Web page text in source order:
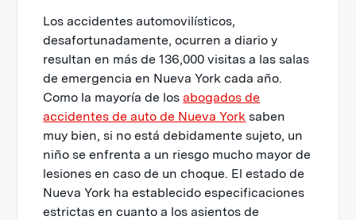
Los accidentes automovilísticos,
desafortunadamente, ocurren a diario y
resultan en más de 136,000 visitas a las salas
de emergencia en Nueva York cada año.
Como la mayoría de losabogados de
accidentes de auto de Nueva York saben
muy bien, si no está debidamente sujeto, un
niño se enfrenta a un riesgo mucho mayor de
lesiones en caso de un choque. El estado de
Nueva York ha establecido especificaciones
estrictas en cuanto a los asientos de